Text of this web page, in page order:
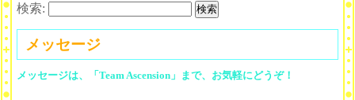
検索:
メッセージ
メッセージは、「Team Ascension」まで、お気軽にどうぞ！